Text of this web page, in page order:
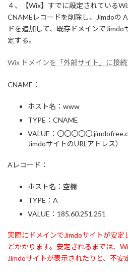
４、【Wix】すでに設定されている
CNAMEレコードを削除し、Jimdoの
ドを追加して、既存ドメインで
定する。
Wix ドメインを「外部サイト」に接
CNAME：
ホスト名：www
TYPE：CNAME
VALUE：〇〇〇〇〇
JimdoサイトのURLアドレス）
Aレコード：
ホスト名：空欄
TYPE：A
VALUE：185.60.251.251
実際にドメインでJimdoサイトが安
どかかります。安定されるまでは、
Jimdoサイトが表示されたりと、不安